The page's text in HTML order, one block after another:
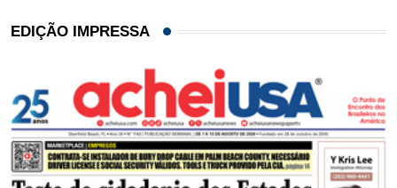
EDIÇÃO IMPRESSA